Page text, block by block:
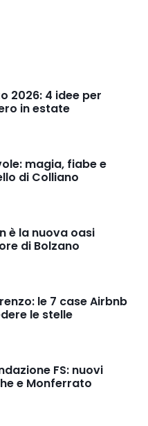
2026: 4 idee per
in estate
magia, fiabe e
di Colliano
è la nuova oasi
di Bolzano
le 7 case Airbnb
le stelle
FS: nuovi
e Monferrato